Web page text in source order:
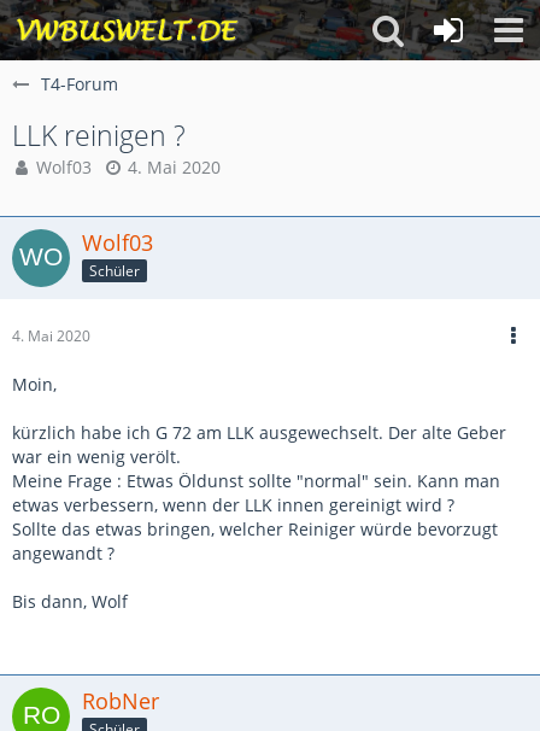
T4-Forum
LLK reinigen ?
Wolf03 4. Mai 2020
Wolf03
Schüler
4. Mai 2020
Moin,
kürzlich habe ich G 72 am LLK ausgewechselt. Der alte Geber
war ein wenig verölt.
Meine Frage : Etwas Öldunst sollte "normal" sein. Kann man
etwas verbessern, wenn der LLK innen gereinigt wird ?
Sollte das etwas bringen, welcher Reiniger würde bevorzugt
angewandt ?
Bis dann, Wolf
RobNer